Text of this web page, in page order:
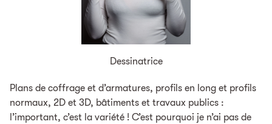
Dessinatrice
Plans de coffrage et d’armatures, profils en long et profils
normaux, 2D et 3D, bâtiments et travaux publics :
l’important, c’est la variété ! C’est pourquoi je n’ai pas de